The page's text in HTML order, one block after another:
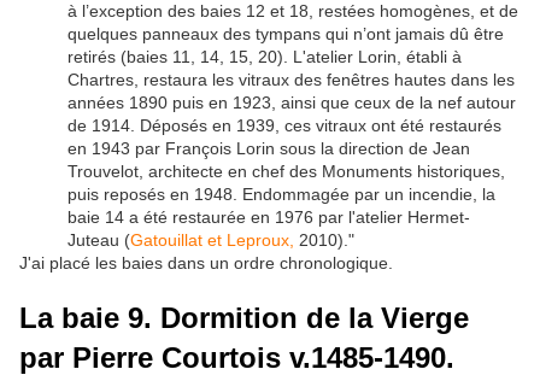
à l’exception des baies 12 et 18, restées homogènes, et de
quelques panneaux des tympans qui n’ont jamais dû être
retirés (baies 11, 14, 15, 20). L'atelier Lorin, établi à
Chartres, restaura les vitraux des fenêtres hautes dans les
années 1890 puis en 1923, ainsi que ceux de la nef autour
de 1914. Déposés en 1939, ces vitraux ont été restaurés
en 1943 par François Lorin sous la direction de Jean
Trouvelot, architecte en chef des Monuments historiques,
puis reposés en 1948. Endommagée par un incendie, la
baie 14 a été restaurée en 1976 par l'atelier Hermet-
Juteau (Gatouillat et Leproux, 2010)."
J'ai placé les baies dans un ordre chronologique.
La baie 9. Dormition de la Vierge
par Pierre Courtois v.1485-1490.